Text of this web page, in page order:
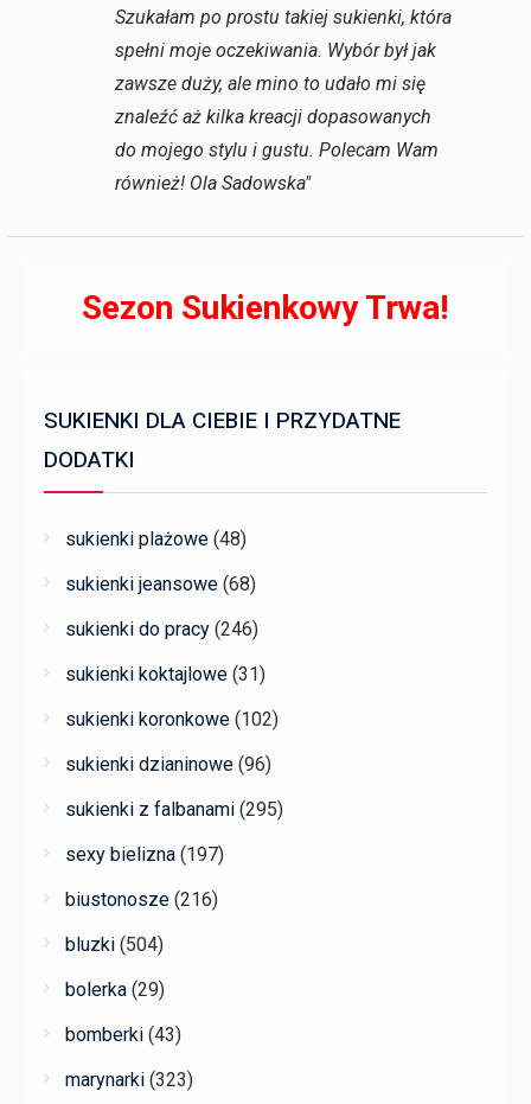
Szukałam po prostu takiej sukienki, która
spełni moje oczekiwania. Wybór był jak
zawsze duży, ale mino to udało mi się
znaleźć aż kilka kreacji dopasowanych
do mojego stylu i gustu. Polecam Wam
również! Ola Sadowska"
Sezon Sukienkowy Trwa!
SUKIENKI DLA CIEBIE I PRZYDATNE
DODATKI
sukienki plażowe (48)
sukienki jeansowe (68)
sukienki do pracy (246)
sukienki koktajlowe (31)
sukienki koronkowe (102)
sukienki dzianinowe (96)
sukienki z falbanami (295)
sexy bielizna (197)
biustonosze (216)
bluzki (504)
bolerka (29)
bomberki (43)
marynarki (323)